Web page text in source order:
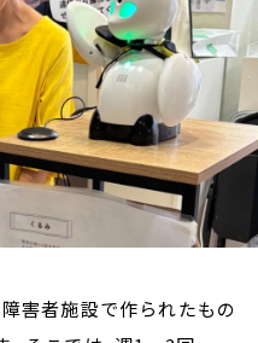
害者施設で作られたもの